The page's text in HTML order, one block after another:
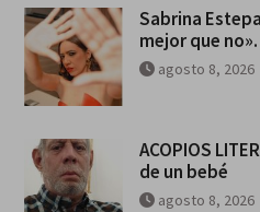
Sabrina
mejor que
agosto 8, 2026
ACOPIOS
de un bebé
agosto 8, 2026